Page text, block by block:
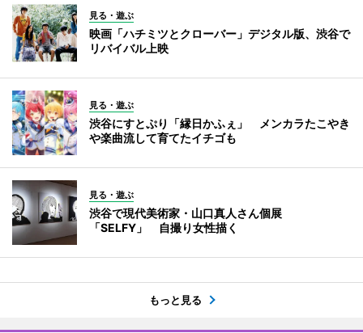
見る・遊ぶ
映画「ハチミツとクローバー」デジタル版、渋谷で
リバイバル上映
見る・遊ぶ
渋谷にすとぷり「縁日かふぇ」 メンカラたこやき
や楽曲流して育てたイチゴも
見る・遊ぶ
渋谷で現代美術家・山口真人さん個展
「SELFY」 自撮り女性描く
もっと見る